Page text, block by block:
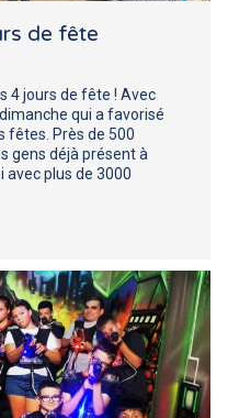
de fête
4 jours de fête ! Avec
qui a favorisé
fêtes. Près de 500
gens déjà présent à
avec plus de 3000